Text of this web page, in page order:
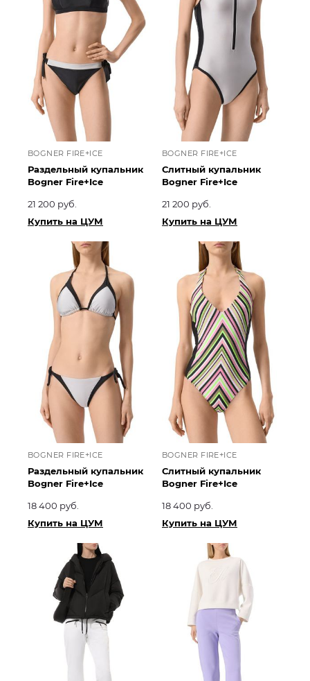
BOGNER FIRE+ICE
Раздельный купальник
Bogner Fire+Ice
21 200 руб.
Купить на ЦУМ
BOGNER FIRE+ICE
Слитный купальник
Bogner Fire+Ice
21 200 руб.
Купить на ЦУМ
BOGNER FIRE+ICE
Раздельный купальник
Bogner Fire+Ice
18 400 руб.
Купить на ЦУМ
BOGNER FIRE+ICE
Слитный купальник
Bogner Fire+Ice
18 400 руб.
Купить на ЦУМ